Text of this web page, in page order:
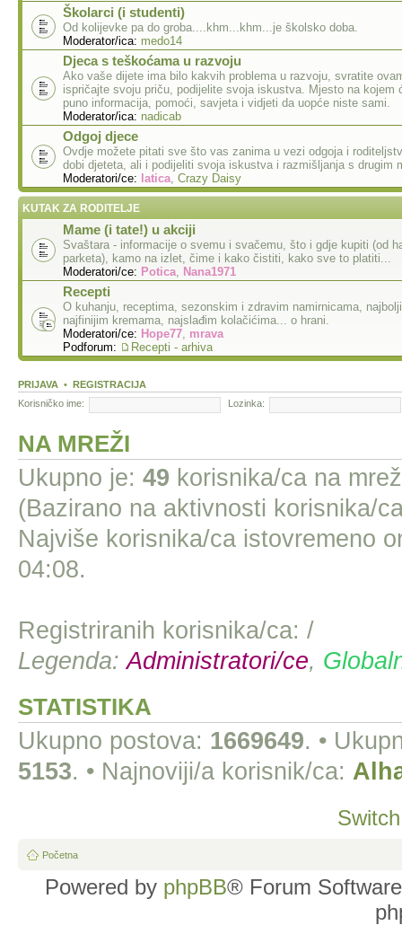
Školarci (i studenti)
Od kolijevke pa do groba....khm...khm...je školsko doba.
Moderator/ica: medo14
Djeca s teškoćama u razvoju
Ako vaše dijete ima bilo kakvih problema u razvoju, svratite
ispričajte svoju priču, podijelite svoja iskustva. Mjesto na kojem
puno informacija, pomoći, savjeta i vidjeti da uopće niste sami.
Moderator/ica: nadicab
Odgoj djece
Ovdje možete pitati sve što vas zanima u vezi odgoja i
dobi djeteta, ali i podijeliti svoja iskustva i razmišljanja s drugim
Moderatori/ce: latica Crazy Daisy
KUTAK ZA RODITELJE
Mame (i tate!) u akciji
Svaštara - informacije o svemu i svačemu, što i gdje kupiti (od
parketa), kamo na izlet, čime i kako čistiti, kako sve to platiti...
Moderatori/ce: Potica Nana1971
Recepti
O kuhanju, receptima, sezonskim i zdravim namirnicama,
najfinijim kremama, najslađim kolačićima... o hrani.
Moderatori/ce: Hope77 mrava
Podforum:
Recepti - arhiva
PRIJAVA • REGISTRACIJA
Korisničko ime:
Lozinka:
NA MREŽI
Ukupno je: 49 korisnika/ca na
(Bazirano na aktivnosti korisnika/
Najviše korisnika/ca istovremeno
04:08.
Registriranih korisnika/ca: /
Legenda:Administratori/ce,
STATISTIKA
Ukupno postova: 1669649. •
5153. • Najnoviji/a korisnik/ca:
Početna
Powered by phpBB® Forum